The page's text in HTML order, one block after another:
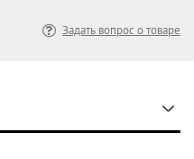
Задать вопрос о товаре